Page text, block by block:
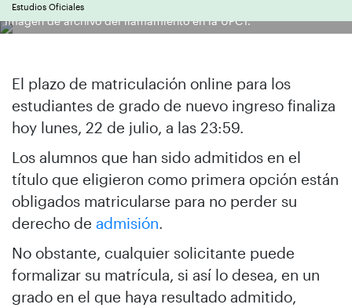
Estudios Oficiales
Imagen de archivo del llamamiento en la UPCT.
El plazo de matriculación online para los
estudiantes de grado de nuevo ingreso finaliza
hoy lunes, 22 de julio, a las 23:59.
Los alumnos que han sido admitidos en el
título que eligieron como primera opción están
obligados matricularse para no perder su
derecho de admisión.
No obstante, cualquier solicitante puede
formalizar su matrícula, si así lo desea, en un
grado en el que haya resultado admitido,